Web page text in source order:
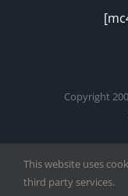
Copyright
This website uses
third party services.